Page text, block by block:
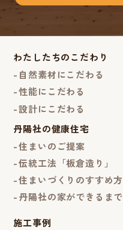
わたしたちのこだわり
自然素材にこだわる
性能にこだわる
設計にこだわる
丹陽社の健康住宅
住まいのご提案
伝統工法「板倉造り」
住まいづくりのすすめ方
丹陽社の家ができるまで
施工事例